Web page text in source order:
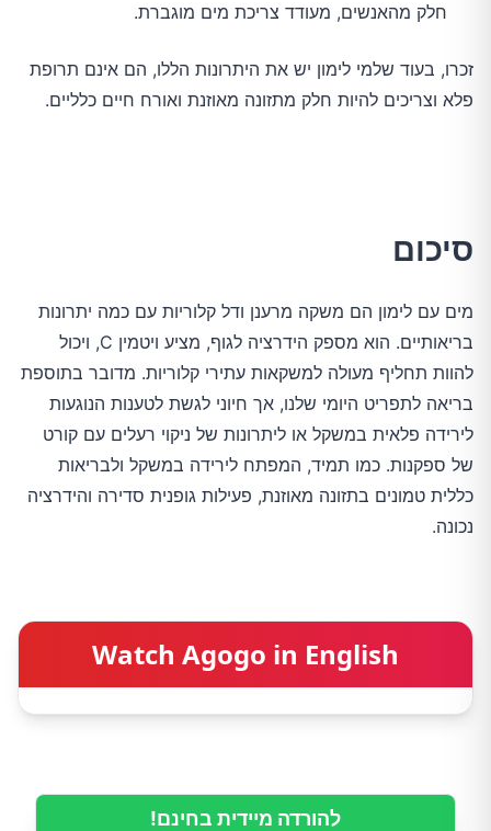
חלק מהאנשים, מעודד צריכת מים מוגברת.
זכרו, בעוד שלמי לימון יש את היתרונות הללו, הם אינם תרופת
פלא וצריכים להיות חלק מתזונה מאוזנת ואורח חיים כלליים.
סיכום
מים עם לימון הם משקה מרענן ודל קלוריות עם כמה יתרונות
בריאותיים. הוא מספק הידרציה לגוף, מציע ויטמין C, ויכול
להוות תחליף מעולה למשקאות עתירי קלוריות. מדובר בתוספת
בריאה לתפריט היומי שלנו, אך חיוני לגשת לטענות הנוגעות
לירידה פלאית במשקל או ליתרונות של ניקוי רעלים עם קורט
של ספקנות. כמו תמיד, המפתח לירידה במשקל ולבריאות
כללית טמונים בתזונה מאוזנת, פעילות גופנית סדירה והידרציה
נכונה.
Watch Agogo in English
להורדה מיידית בחינם!